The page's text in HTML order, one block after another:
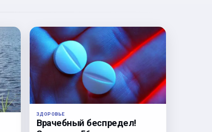
ЗДОРОВЬЕ
Врачебный беспредел!